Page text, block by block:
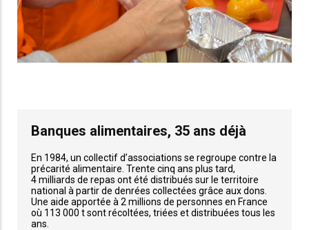
Banques alimentaires, 35 ans déjà
En 1984, un collectif d’associations se regroupe contre la
précarité alimentaire. Trente cinq ans plus tard,
4 milliards de repas ont été distribués sur le territoire
national à partir de denrées collectées grâce aux dons.
Une aide apportée à 2 millions de personnes en France
où 113 000 t sont récoltées, triées et distribuées tous les
ans.